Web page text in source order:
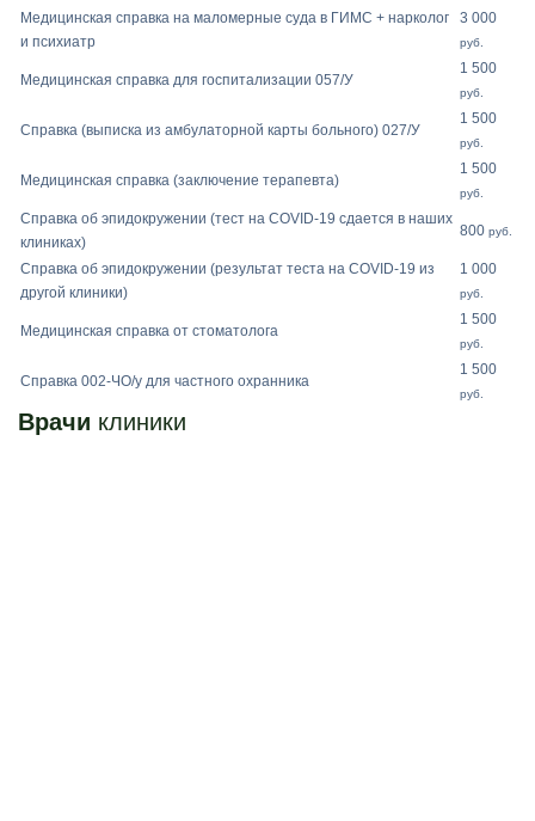
Медицинская справка на маломерные суда в ГИМС + нарколог
и психиатр
3 000
руб.
Медицинская справка для госпитализации 057/У
1 500
руб.
Справка (выписка из амбулаторной карты больного) 027/У
1 500
руб.
Медицинская справка (заключение терапевта)
1 500
руб.
Справка об эпидокружении (тест на COVID-19 сдается в наших
клиниках)
800 руб.
Справка об эпидокружении (результат теста на COVID-19 из
другой клиники)
1 000
руб.
Медицинская справка от стоматолога
1 500
руб.
Справка 002-ЧО/у для частного охранника
1 500
руб.
Врачи клиники